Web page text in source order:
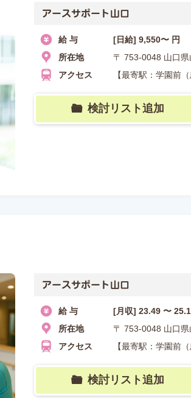
アースサポート山口
給 与
[日給] 9,550〜 円
所在地
〒 753-0048 山口
アクセス
【最寄駅：学園前
検討リスト追加
アースサポート山口
給 与
[月収] 23.49 〜
所在地
〒 753-0048 山口
アクセス
【最寄駅：学園前
検討リスト追加